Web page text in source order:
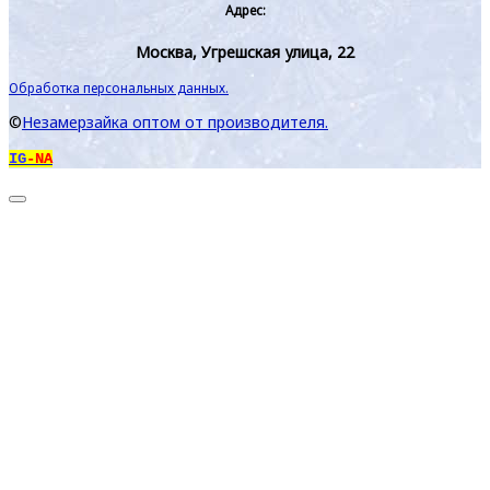
Адрес:
Москва, Угрешская улица, 22
Обработка персональных данных.
©Незамерзайка оптом от производителя.
IG-NA